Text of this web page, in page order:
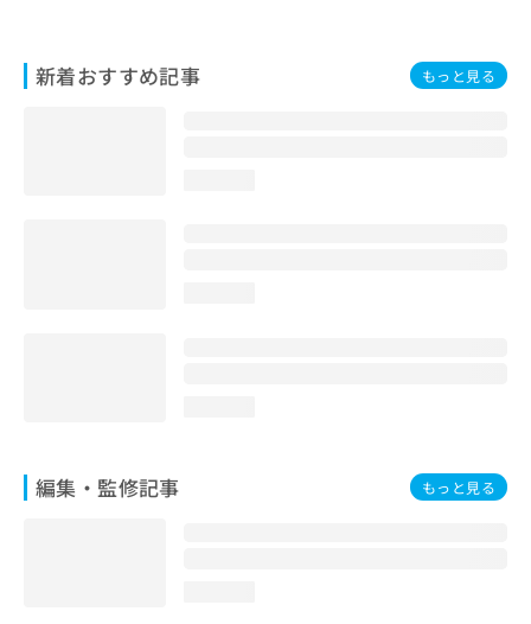
新着おすすめ記事 もっと見る
編集・監修記事 もっと見る
い
合